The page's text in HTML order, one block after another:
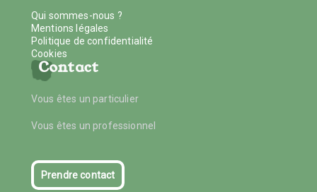
Qui sommes-nous ?
Mentions légales
Politique de confidentialité
Cookies
Contact
Vous êtes un particulier
Vous êtes un professionnel
Prendre contact